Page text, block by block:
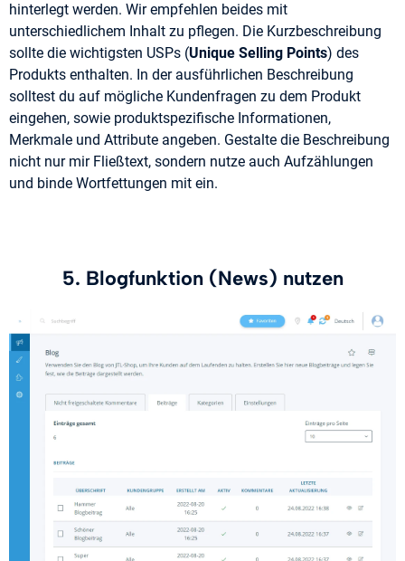
hinterlegt werden. Wir empfehlen beides mit
unterschiedlichem Inhalt zu pflegen. Die Kurzbeschreibung
sollte die wichtigsten USPs (Unique Selling Points) des
Produkts enthalten. In der ausführlichen Beschreibung
solltest du auf mögliche Kundenfragen zu dem Produkt
eingehen, sowie produktspezifische Informationen,
Merkmale und Attribute angeben. Gestalte die Beschreibung
nicht nur mir Fließtext, sondern nutze auch Aufzählungen
und binde Wortfettungen mit ein.
5. Blogfunktion (News) nutzen